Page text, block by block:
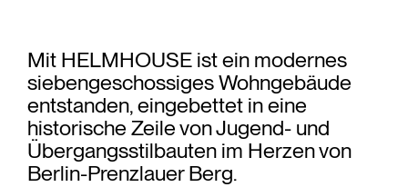
Mit HELMHOUSE ist ein modernes
siebengeschossiges Wohngebäude
entstanden, eingebettet in eine
historische Zeile von Jugend- und
Übergangsstilbauten im Herzen von
Berlin-Prenzlauer Berg.